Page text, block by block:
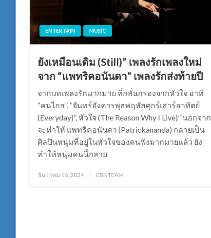
ENTERTAIN MUSIC
ยังเหมือนเดิม (Still)” เพลงรักเพลงใหม่
จาก “แพทริคอนันดา” เพลงรักส่งท้ายปี
จากบทเพลงรักมากมาย ที่กลั่นกรองจากหัวใจ อาทิ
“คนไกล”, “จันทร์อังคารพุธพฤหัสศุกร์เสาร์อาทิตย์
(Everyday)”, หัวใจ (The Reason Why I Live)” นอกจาก
จะทำให้ แพทริคอนันดา (Patrickananda) กลายเป็น
ศิลปินหนุ่มที่อยู่ในหัวใจของคนฟังมากมายแล้ว ยัง
ทำให้หนุ่มคนนี้กลาย
Posted
ธันวาคม 16, 2024 CBNTEAM